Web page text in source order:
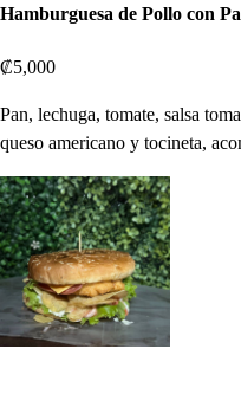
Hamburguesa de Pollo con
₡5,000
Pan, lechuga, tomate, salsa
queso americano y tocineta,